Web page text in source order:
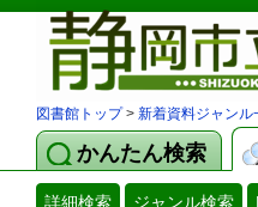
図書館トップ> 新着資料ジャンル
かんたん検索
詳細検索 ジャンル検索